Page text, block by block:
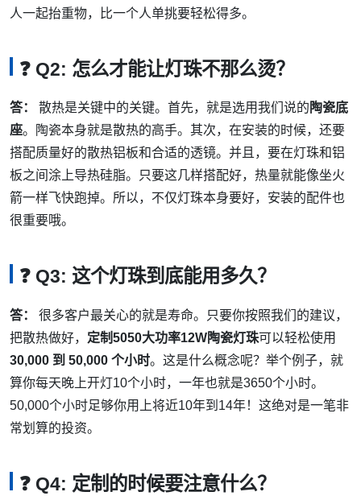
人一起抬重物，比一个人单挑要轻松得多。
❓ Q2: 怎么才能让灯珠不那么烫？
答： 散热是关键中的关键。首先，就是选用我们说的陶瓷底
座。陶瓷本身就是散热的高手。其次，在安装的时候，还要
搭配质量好的散热铝板和合适的透镜。并且，要在灯珠和铝
板之间涂上导热硅脂。只要这几样搭配好，热量就能像坐火
箭一样飞快跑掉。所以，不仅灯珠本身要好，安装的配件也
很重要哦。
❓ Q3: 这个灯珠到底能用多久？
答：
很多客户最关心的就是寿命。只要你按照我们的建议，
把散热做好， 定制5050大功率12W陶瓷灯珠可以轻松使用
30,000 到 50,000 个小时。这是什么概念呢？举个例子，就
算你每天晚上开灯10个小时，一年也就是3650个小时。
50,000个小时足够你用上将近10年到14年！这绝对是一笔非
常划算的投资。
❓ Q4: 定制的时候要注意什么？